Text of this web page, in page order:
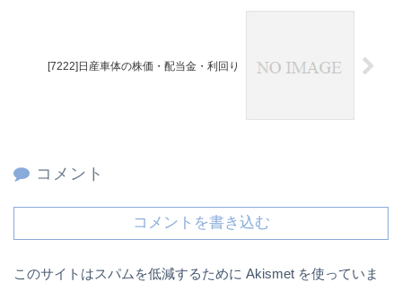
[7222]日産車体の株価・配当金・利回り
コメント
コメントを書き込む
このサイトはスパムを低減するために Akismet を使っていま